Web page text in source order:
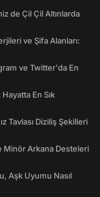
de Çil Çil Altınlarda
ve Şifa Alanları:
ve Twitter'da En
En Sık
Tavlası Diziliş Şekilleri
Minör Arkana Desteleri
Aşk Uyumu Nasıl